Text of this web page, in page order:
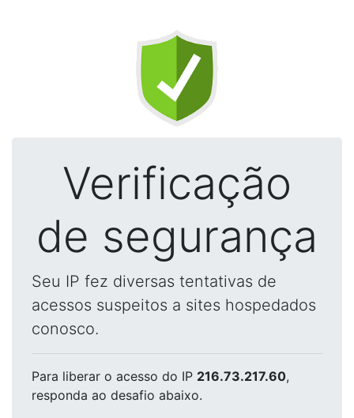
Verificação
de segurança
Seu IP fez diversas tentativas de
acessos suspeitos a sites hospedados
conosco.
Para liberar o acesso do IP 216.73.217.60,
responda ao desafio abaixo.